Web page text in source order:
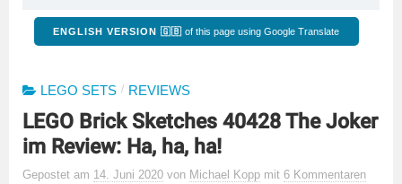
ENGLISH VERSION 🇬🇧 of this page using Google Translate
LEGO SETS / REVIEWS
LEGO Brick Sketches 40428 The Joker
im Review: Ha, ha, ha!
Gepostet am 14. Juni 2020 von Michael Kopp mit 6 Kommentaren